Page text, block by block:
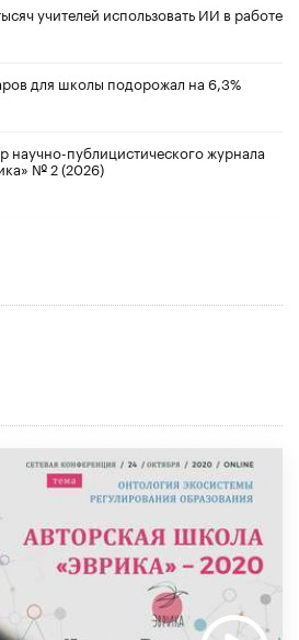
учителей использовать ИИ в работе
для школы подорожал на 6,3%
научно-публицистического журнала
№ 2 (2026)